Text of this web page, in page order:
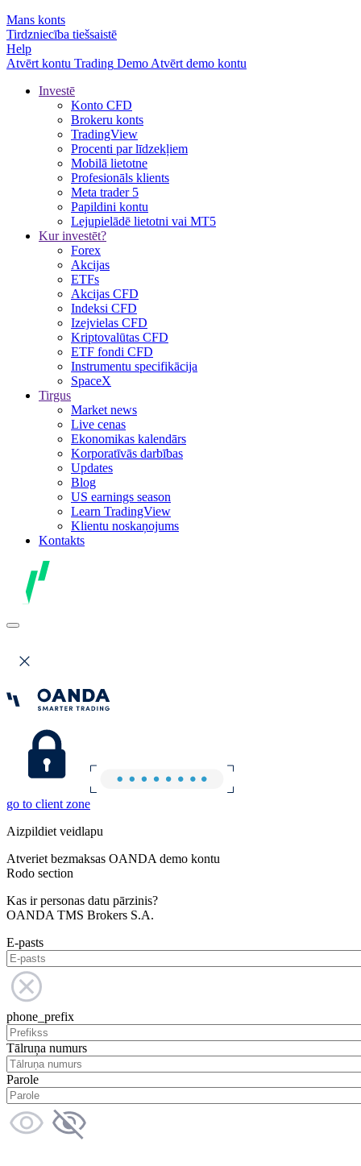
Mans konts
Tirdzniecība tiešsaistē
Help
Atvērt kontu Trading Demo Atvērt demo kontu
Investē
Konto CFD
Brokeru konts
TradingView
Procenti par līdzekļiem
Mobilā lietotne
Profesionāls klients
Meta trader 5
Papildini kontu
Lejupielādē lietotni vai MT5
Kur investēt?
Forex
Akcijas
ETFs
Akcijas CFD
Indeksi CFD
Izejvielas CFD
Kriptovalūtas CFD
ETF fondi CFD
Instrumentu specifikācija
SpaceX
Tirgus
Market news
Live cenas
Ekonomikas kalendārs
Korporatīvās darbības
Updates
Blog
US earnings season
Learn TradingView
Klientu noskaņojums
Kontakts
go to client zone
Aizpildiet veidlapu
Atveriet bezmaksas OANDA demo kontu
Rodo section
Kas ir personas datu pārzinis?
OANDA TMS Brokers S.A.
E-pasts
phone_prefix
Tālruņa numurs
Parole